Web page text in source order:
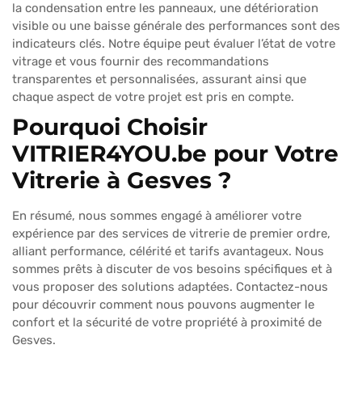
la condensation entre les panneaux, une détérioration
visible ou une baisse générale des performances sont des
indicateurs clés. Notre équipe peut évaluer l’état de votre
vitrage et vous fournir des recommandations
transparentes et personnalisées, assurant ainsi que
chaque aspect de votre projet est pris en compte.
Pourquoi Choisir
VITRIER4YOU.be pour Votre
Vitrerie à Gesves ?
En résumé, nous sommes engagé à améliorer votre
expérience par des services de vitrerie de premier ordre,
alliant performance, célérité et tarifs avantageux. Nous
sommes prêts à discuter de vos besoins spécifiques et à
vous proposer des solutions adaptées. Contactez-nous
pour découvrir comment nous pouvons augmenter le
confort et la sécurité de votre propriété à proximité de
Gesves.